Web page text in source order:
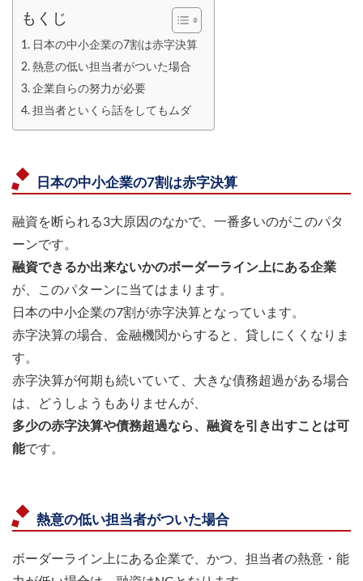
もくじ
日本の中小企業の7割は赤字決算
熱意の低い担当者がついた場合
企業自らの努力が必要
担当者といくら話をしてもムダ
日本の中小企業の7割は赤字決算
融資を断られる3大原因のなかで、一番多いのがこのパタ
ーンです。
融資できるか出来ないかのボーダーライン上にある企業
が、このパターンに当てはまります。
日本の中小企業の7割が赤字決算となっています。
赤字決算の場合、金融機関からすると、貸しにくくなりま
す。
赤字決算が何期も続いていて、大きな債務超過がある場合
は、どうしようもありませんが、
多少の赤字決算や債務超過なら、融資を引き出すことは可
能です。
熱意の低い担当者がついた場合
ボーダーライン上にある企業で、かつ、担当者の熱意・能